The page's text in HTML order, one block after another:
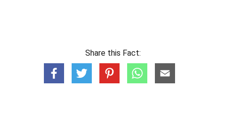
Share this Fact: